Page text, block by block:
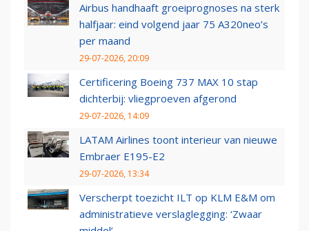
Airbus handhaaft groeiprognoses na sterk
halfjaar: eind volgend jaar 75 A320neo’s
per maand
29-07-2026, 20:09
Certificering Boeing 737 MAX 10 stap
dichterbij: vliegproeven afgerond
29-07-2026, 14:09
LATAM Airlines toont interieur van nieuwe
Embraer E195-E2
29-07-2026, 13:34
Verscherpt toezicht ILT op KLM E&M om
administratieve verslaglegging: ‘Zwaar